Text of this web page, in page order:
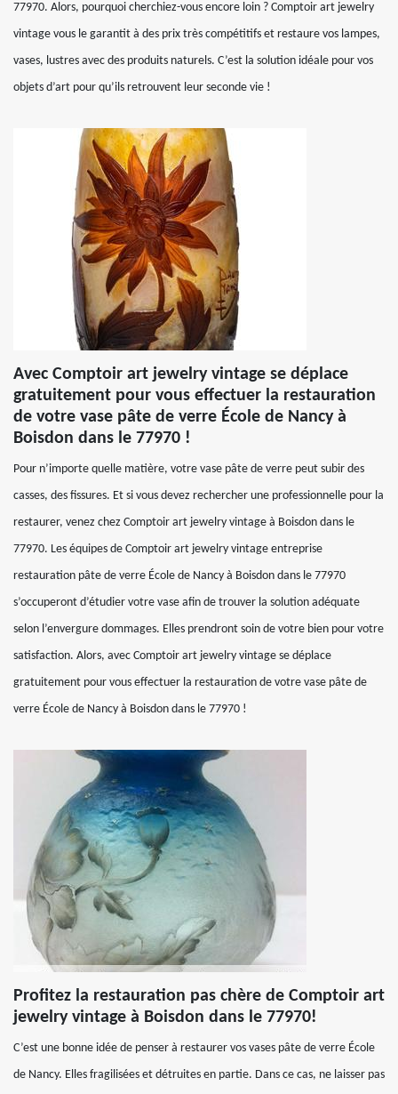
77970. Alors, pourquoi cherchiez-vous encore loin ? Comptoir art jewelry
vintage vous le garantit à des prix très compétitifs et restaure vos lampes,
vases, lustres avec des produits naturels. C’est la solution idéale pour vos
objets d’art pour qu’ils retrouvent leur seconde vie !
Avec Comptoir art jewelry vintage se déplace
gratuitement pour vous effectuer la restauration
de votre vase pâte de verre École de Nancy à
Boisdon dans le 77970 !
Pour n’importe quelle matière, votre vase pâte de verre peut subir des
casses, des fissures. Et si vous devez rechercher une professionnelle pour la
restaurer, venez chez Comptoir art jewelry vintage à Boisdon dans le
77970. Les équipes de Comptoir art jewelry vintage entreprise
restauration pâte de verre École de Nancy à Boisdon dans le 77970
s’occuperont d’étudier votre vase afin de trouver la solution adéquate
selon l’envergure dommages. Elles prendront soin de votre bien pour votre
satisfaction. Alors, avec Comptoir art jewelry vintage se déplace
gratuitement pour vous effectuer la restauration de votre vase pâte de
verre École de Nancy à Boisdon dans le 77970 !
Profitez la restauration pas chère de Comptoir art
jewelry vintage à Boisdon dans le 77970!
C’est une bonne idée de penser à restaurer vos vases pâte de verre École
de Nancy. Elles fragilisées et détruites en partie. Dans ce cas, ne laisser pas